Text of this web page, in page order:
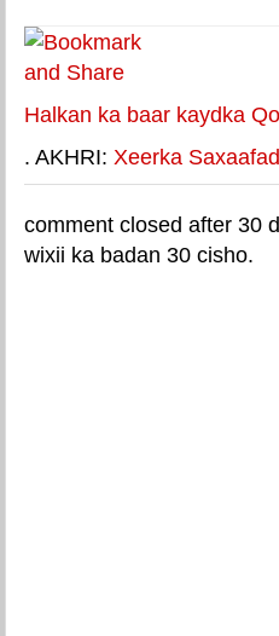
Halkan ka baar kaydka
. AKHRI: Xeerka
comment closed after 30
wixii ka badan 30 cisho.